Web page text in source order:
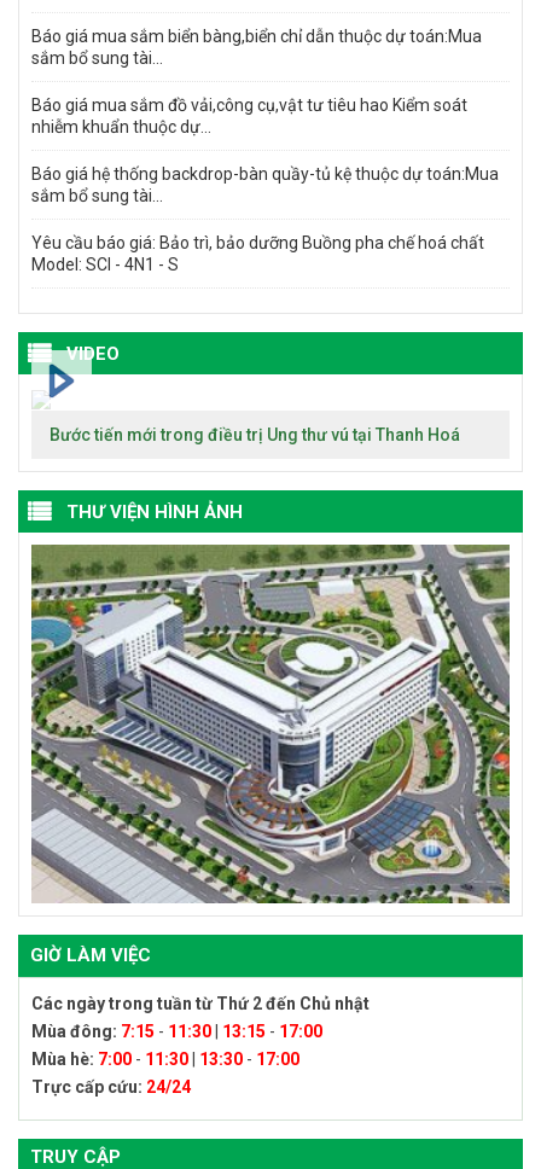
Báo giá mua sắm biển bàng,biển chỉ dẫn thuộc dự toán:Mua
sắm bổ sung tài...
Báo giá mua sắm đồ vải,công cụ,vật tư tiêu hao Kiểm soát
nhiễm khuẩn thuộc dự...
Báo giá hệ thống backdrop-bàn quầy-tủ kệ thuộc dự toán:Mua
sắm bổ sung tài...
Yêu cầu báo giá: Bảo trì, bảo dưỡng Buồng pha chế hoá chất
Model: SCI - 4N1 - S
VIDEO
Bước tiến mới trong điều trị Ung thư vú tại Thanh Hoá
THƯ VIỆN HÌNH ẢNH
GIỜ LÀM VIỆC
Các ngày trong tuần từ Thứ 2 đến Chủ nhật
Mùa đông: 7:15 - 11:30 13:15 - 17:00
Mùa hè: 7:00 - 11:30 13:30 - 17:00
Trực cấp cứu: 24/24
TRUY CẬP